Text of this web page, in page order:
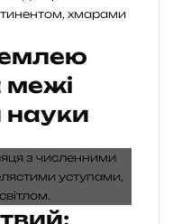
межі
науки